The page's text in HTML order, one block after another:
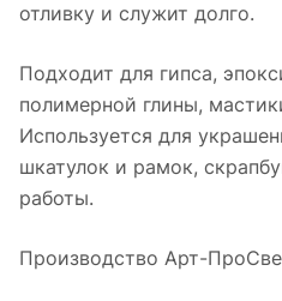
отливку и служит долго.
Подходит для гипса,
полимерной глины,
Используется для
шкатулок и рамок,
работы.
Производство Арт-